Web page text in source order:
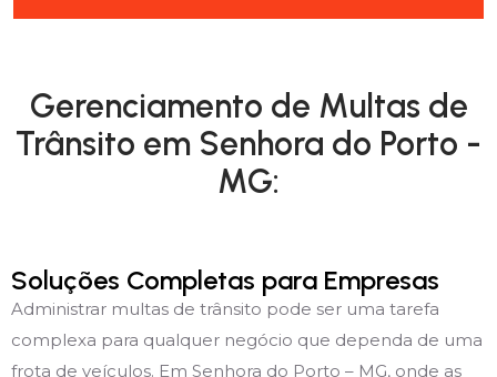
Gerenciamento de Multas de
Trânsito em Senhora do Porto -
MG:
Soluções Completas para Empresas
Administrar multas de trânsito pode ser uma tarefa
complexa para qualquer negócio que dependa de uma
frota de veículos. Em Senhora do Porto – MG, onde as